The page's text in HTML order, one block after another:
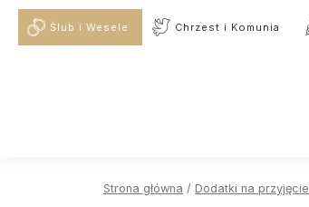
Ślub i Wesele Chrzest i Komunia
Strona główna / Dodatki na przyjęcie